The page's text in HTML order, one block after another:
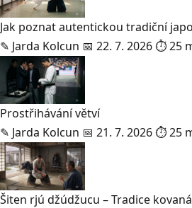
Jak poznat autentickou tradiční
✎ Jarda Kolcun 📅 22. 7. 2026⏱ 25
Prostřihávání větví
✎ Jarda Kolcun 📅 21. 7. 2026⏱ 25
Šiten rjú džúdžucu – Tradice